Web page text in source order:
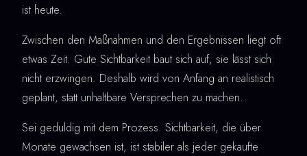
ist heute.
Zwischen den Maßnahmen und den Ergebnissen liegt oft
etwas Zeit. Gute Sichtbarkeit baut sich auf, sie lässt sich
nicht erzwingen. Deshalb wird von Anfang an realistisch
geplant, statt unhaltbare Versprechen zu machen.
Sei geduldig mit dem Prozess. Sichtbarkeit, die über
Monate gewachsen ist, ist stabiler als jeder gekaufte